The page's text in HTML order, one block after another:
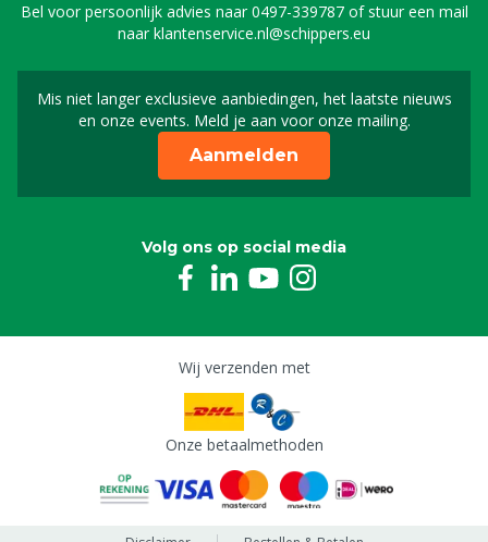
Bel voor persoonlijk advies naar0497-339787of stuur een mail
naarklantenservice.nl@schippers.eu
Mis niet langer exclusieve aanbiedingen, het laatste nieuws
en onze events. Meld je aan voor onze mailing.
Schrijf je in voor onze
Aanmelden
Volg ons op social media
Wij verzenden met
Onze betaalmethoden